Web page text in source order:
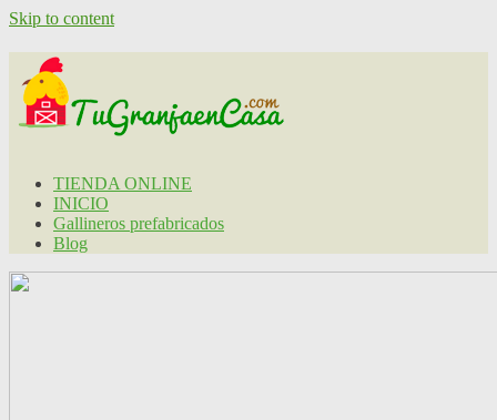
Skip to content
TIENDA ONLINE
INICIO
Gallineros prefabricados
Blog